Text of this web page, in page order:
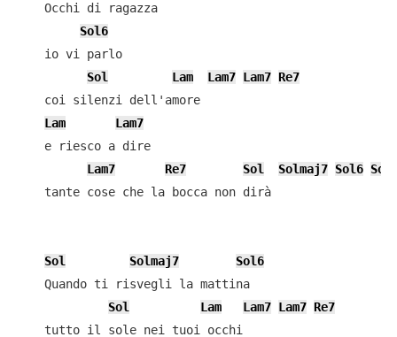
    Occhi di ragazza
Sol6
    io vi parlo
Sol
Lam Lam7 Lam7 Re7
    coi silenzi dell'amore
Lam
Lam7
    e riesco a dire
Lam7
Re7 Sol Solmaj7 Sol6 Sol
    tante cose che la bocca non dirà
Sol Solmaj7
Sol6
    Quando ti risvegli la mattina
Sol
Lam Lam7 Lam7 Re7
    tutto il sole nei tuoi occhi